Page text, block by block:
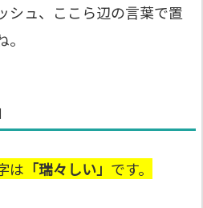
シュ、ここら辺の言葉で置
は 「瑞々しい」 です。